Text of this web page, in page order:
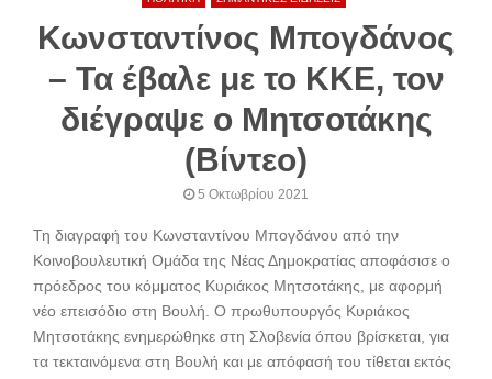
Κωνσταντίνος Μπογδάνος
– Τα έβαλε με το ΚΚΕ, τον
διέγραψε ο Μητσοτάκης
(Βίντεο)
5 Οκτωβρίου 2021
Τη διαγραφή του Κωνσταντίνου Μπογδάνου από την
Κοινοβουλευτική Ομάδα της Νέας Δημοκρατίας αποφάσισε ο
πρόεδρος του κόμματος Κυριάκος Μητσοτάκης, με αφορμή
νέο επεισόδιο στη Βουλή. Ο πρωθυπουργός Κυριάκος
Μητσοτάκης ενημερώθηκε στη Σλοβενία όπου βρίσκεται, για
τα τεκταινόμενα στη Βουλή και με απόφασή του τίθεται εκτός